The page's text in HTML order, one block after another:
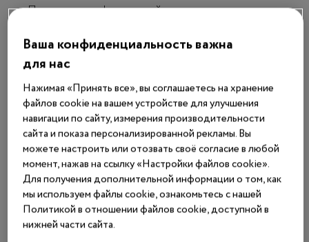
Поддержание физической активности.
Отказ от вредных привычек.
Самообразование и саморазвитие
Поиск источников удовольствия художественного,
эстетического плана (чтение, музыка, театр, выставки
и т. д.).
Творчество, хобби.
Общение с друзьями, новые знакомства, путешествия,
исследование достопримечательностей в своем
регионе.
МИР ГОРАЗДО ШИРЕ, ЧЕМ «ДОМ —
Ваша конфиденциальность важна
для нас
Нажимая «Принять все», вы соглашаетесь на хранение
файлов cookie на вашем устройстве для улучшения
навигации по сайту, измерения производительности
сайта и показа персонализированной рекламы. Вы
можете настроить или отозвать своё согласие в любой
момент, нажав на ссылку «Настройки файлов cookie».
Для получения дополнительной информации о том, как
мы используем файлы cookie, ознакомьтесь с нашей
Политикой в отношении файлов cookie, доступной в
нижней части сайта.